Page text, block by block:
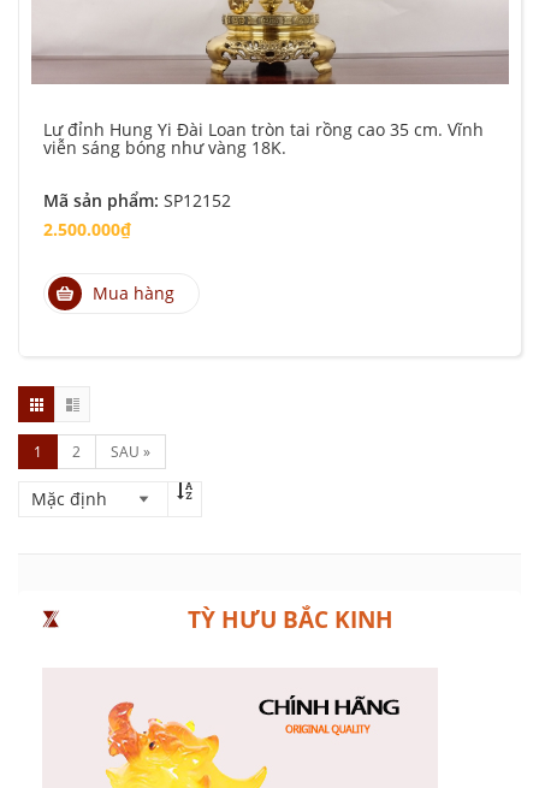
Lư đỉnh Hung Yi Đài Loan tròn tai rồng cao 35 cm. Vĩnh
viễn sáng bóng như vàng 18K.
Mã sản phẩm: SP12152
2.500.000₫
Mua hàng
1 2 SAU »
TỲ HƯU BẮC KINH